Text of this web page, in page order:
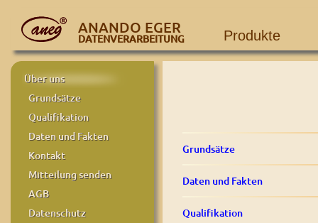
ANANDO EGER
DATENVERARBEITUNG Produkte
Über uns
Grundsätze
Qualifikation
Daten und Fakten
Kontakt
Mitteilung senden
AGB
Datenschutz
Grundsätze
Daten und Fakten
Qualifikation